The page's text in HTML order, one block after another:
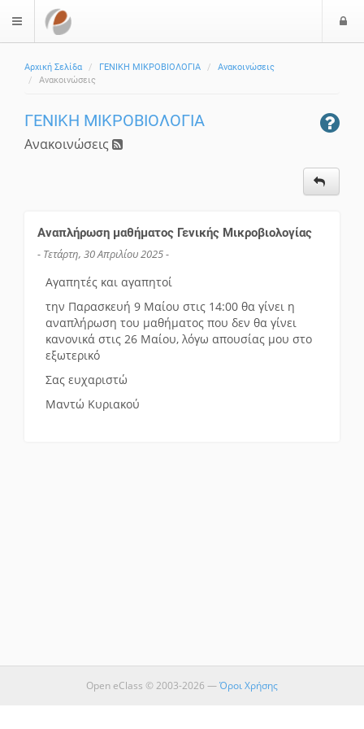
$langMenu
Αρχική Σελίδα ΓΕΝΙΚΗ ΜΙΚΡΟΒΙΟΛΟΓΙΑ
Ανακοινώσεις
Ανακοινώσεις
ΓΕΝΙΚΗ ΜΙΚΡΟΒΙΟΛΟΓΙΑ
Ανακοινώσεις
Αναπλήρωση μαθήματος Γενικής Μικροβιολογίας
- Τετάρτη, 30 Απριλίου 2025 -
Αγαπητές και αγαπητοί
την Παρασκευή 9 Μαίου στις 14:00 θα γίνει η
αναπλήρωση του μαθήματος που δεν θα γίνει
κανονικά στις 26 Μαίου, λόγω απουσίας μου στο
εξωτερικό
Σας ευχαριστώ
Μαντώ Κυριακού
Open eClass © 2003-2026 —Όροι Χρήσης